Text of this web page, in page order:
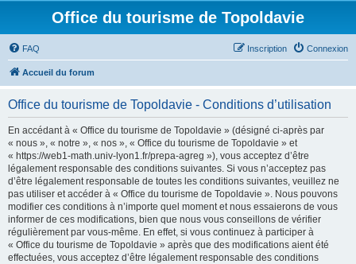
Office du tourisme de Topoldavie
FAQ Connexion
Inscription
Accueil du forum
Office du tourisme de Topoldavie - Conditions d’utilisation
En accédant à « Office du tourisme de Topoldavie » (désigné ci-après par
« nous », « notre », « nos », « Office du tourisme de Topoldavie » et
« https://web1-math.univ-lyon1.fr/prepa-agreg »), vous acceptez d’être
légalement responsable des conditions suivantes. Si vous n’acceptez pas
d’être légalement responsable de toutes les conditions suivantes, veuillez ne
pas utiliser et accéder à « Office du tourisme de Topoldavie ». Nous pouvons
modifier ces conditions à n’importe quel moment et nous essaierons de vous
informer de ces modifications, bien que nous vous conseillons de vérifier
régulièrement par vous-même. En effet, si vous continuez à participer à
« Office du tourisme de Topoldavie » après que des modifications aient été
effectuées, vous acceptez d’être légalement responsable des conditions